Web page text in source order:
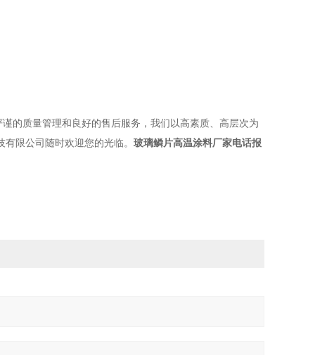
质量管理和良好的售后服务，我们以高素质、高层次为
限公司随时欢迎您的光临。 玻璃鳞片高温涂料厂家电话报